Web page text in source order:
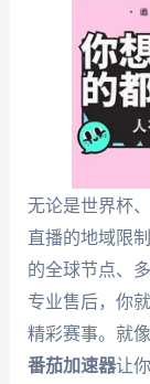
无论是世界杯
直播的地域限
的全球节点、
专业售后，你
精彩赛事。就
番茄加速器让